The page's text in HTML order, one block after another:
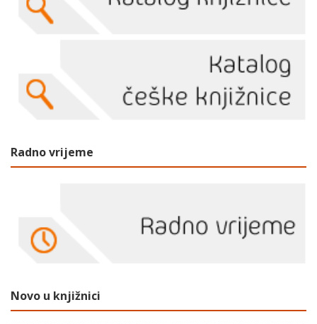
Radno vrijeme
Novo u knjižnici